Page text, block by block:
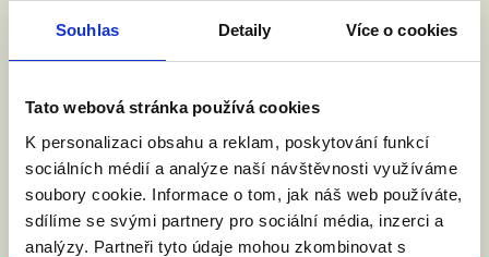
Souhlas Detaily Více o cookies
Tato webová stránka používá cookies
K personalizaci obsahu a reklam, poskytování funkcí
sociálních médií a analýze naší návštěvnosti využíváme
soubory cookie. Informace o tom, jak náš web používáte,
sdílíme se svými partnery pro sociální média, inzerci a
analýzy. Partneři tyto údaje mohou zkombinovat s